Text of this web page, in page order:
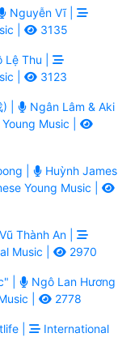
Nguyễn Vĩ |
|
3135
Lệ Thu |
|
3123
|
Ngân Lâm & Aki
Music |
|
Huỳnh James
Young Music |
Vũ Thành An |
Music |
2970
|
Ngô Lan Hương |
|
2778
|
International